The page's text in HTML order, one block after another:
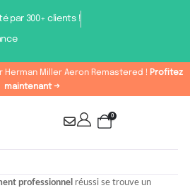
par 300+ clients !
Herman Miller Aeron Remastered ! Profitez
maintenant →
0
professionnel réussi se trouve un